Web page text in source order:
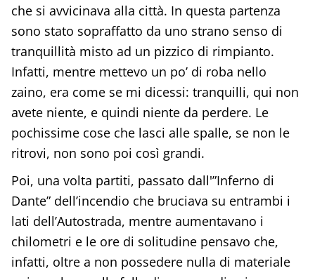
che si avvicinava alla città. In questa partenza
sono stato sopraffatto da uno strano senso di
tranquillità misto ad un pizzico di rimpianto.
Infatti, mentre mettevo un po’ di roba nello
zaino, era come se mi dicessi: tranquilli, qui non
avete niente, e quindi niente da perdere. Le
pochissime cose che lasci alle spalle, se non le
ritrovi, non sono poi così grandi.
Poi, una volta partiti, passato dall'”Inferno di
Dante” dell’incendio che bruciava su entrambi i
lati dell’Autostrada, mentre aumentavano i
chilometri e le ore di solitudine pensavo che,
infatti, oltre a non possedere nulla di materiale